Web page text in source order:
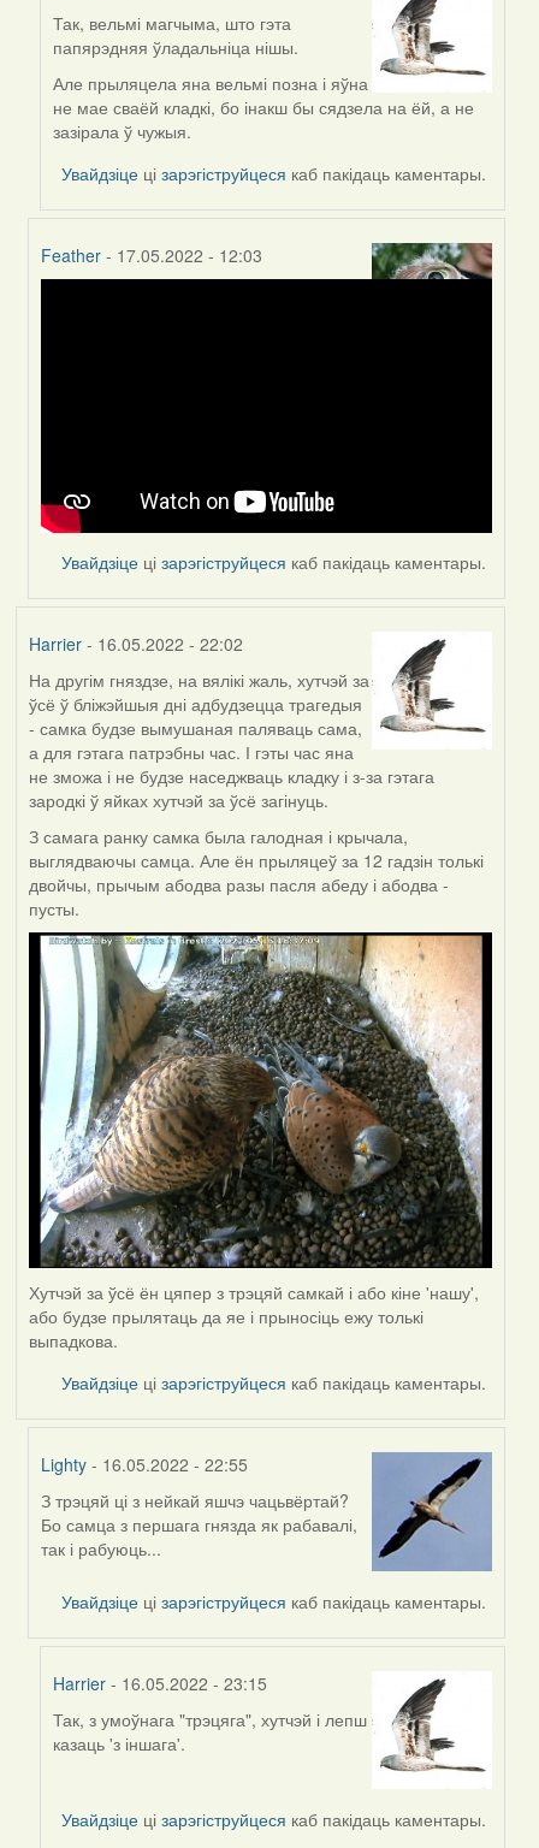
In
reply
to
by
ZNR
Так, вельмі магчыма, што гэта
папярэдняя ўладальніца нішы.
Але прыляцела яна вельмі позна і яўна
не мае сваёй кладкі, бо інакш бы сядзела на ёй, а не
зазірала ў чужыя.
Увайдзіце цізарэгіструйцеся каб пакідаць каментары.
Feather - 17.05.2022 - 12:03
Увайдзіце цізарэгіструйцеся каб пакідаць каментары.
Harrier- 16.05.2022 - 22:02
На другім гняздзе, на вялікі жаль, хутчэй за
ўсё ў бліжэйшыя дні адбудзецца трагедыя
- самка будзе вымушаная паляваць сама,
а для гэтага патрэбны час. І гэты час яна
не зможа і не будзе наседжваць кладку і з-за гэтага
зародкі ў яйках хутчэй за ўсё загінуць.
З самага ранку самка была галодная і крычала,
выглядваючы самца. Але ён прыляцеў за 12 гадзін толькі
двойчы, прычым абодва разы пасля абеду і абодва -
пусты.
Хутчэй за ўсё ён цяпер з трэцяй самкай і або кіне 'нашу',
або будзе прылятаць да яе і прыносіць ежу толькі
выпадкова.
Увайдзіце цізарэгіструйцеся каб пакідаць каментары.
Lighty - 16.05.2022 - 22:55
In
reply
to
Harrier
З трэцяй ці з нейкай яшчэ чацьвёртай?
Бо самца з першага гнязда як рабавалі,
так і рабуюць...
Увайдзіце цізарэгіструйцеся каб пакідаць каментары.
Harrier - 16.05.2022 - 23:15
In
reply
Lighty
Так, з умоўнага "трэцяга", хутчэй і лепш
казаць 'з іншага'.
Увайдзіце цізарэгіструйцеся каб пакідаць каментары.